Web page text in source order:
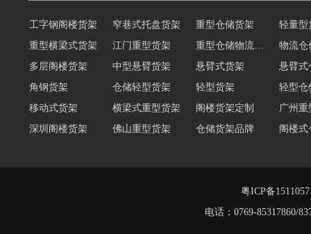
工字钢阁楼货架 窄巷式托盘货架 重型仓储货架
轻量型
重型横梁式货架
江门重型货架 重型仓储物流货架
物流仓
多层阁楼货架
中型悬臂货架 悬臂式货架
悬臂式
角钢货架
仓储轻型货架 轻型货架
轻型仓
移动式货架
横梁式重型货架 阁楼货架定制
广州重
深圳阁楼货架
佛山重型货架 仓储货架品牌
阁楼式
货架重型货架
广州阁楼货架
粤ICP备
电话：0769-85317860/